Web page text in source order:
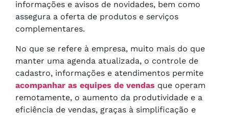
informações e avisos de novidades, bem como
assegura a oferta de produtos e serviços
complementares.
No que se refere à empresa, muito mais do que
manter uma agenda atualizada, o controle de
cadastro, informações e atendimentos permite
acompanhar as equipes de vendas que operam
remotamente, o aumento da produtividade e a
eficiência de vendas, graças à simplificação e